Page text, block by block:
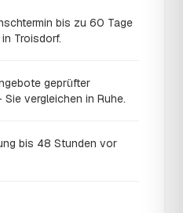
bis zu 60 Tage
Troisdorf.
geprüfter
vergleichen in Ruhe.
bis 48 Stunden vor